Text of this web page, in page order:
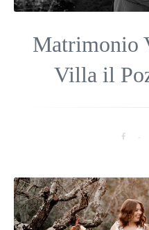
Matrimonio
Villa il